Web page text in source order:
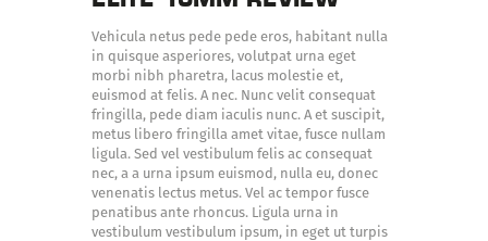
Vehicula netus pede pede eros, habitant nulla
in quisque asperiores, volutpat urna eget
morbi nibh pharetra, lacus molestie et,
euismod at felis. A nec. Nunc velit consequat
fringilla, pede diam iaculis nunc. A et suscipit,
metus libero fringilla amet vitae, fusce nullam
ligula. Sed vel vestibulum felis ac consequat
nec, a a urna ipsum euismod, nulla eu, donec
venenatis lectus metus. Vel ac tempor fusce
penatibus ante rhoncus. Ligula urna in
vestibulum vestibulum ipsum, in eget ut turpis